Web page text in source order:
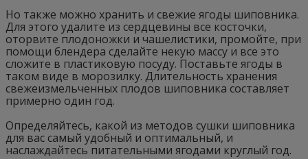
Но также можно хранить и свежие ягоды шиповника.
Для этого удалите из сердцевины все косточки,
оторвите плодоножки и чашелистики, промойте, при
помощи блендера сделайте некую массу и все это
сложите в пластиковую посуду. Поставьте ягоды в
таком виде в морозилку. Длительность хранения
свежеизмельченных плодов шиповника составляет
примерно один год.
Определяйтесь, какой из методов сушки шиповника
для вас самый удобный и оптимальный, и
наслаждайтесь питательными ягодами круглый год.